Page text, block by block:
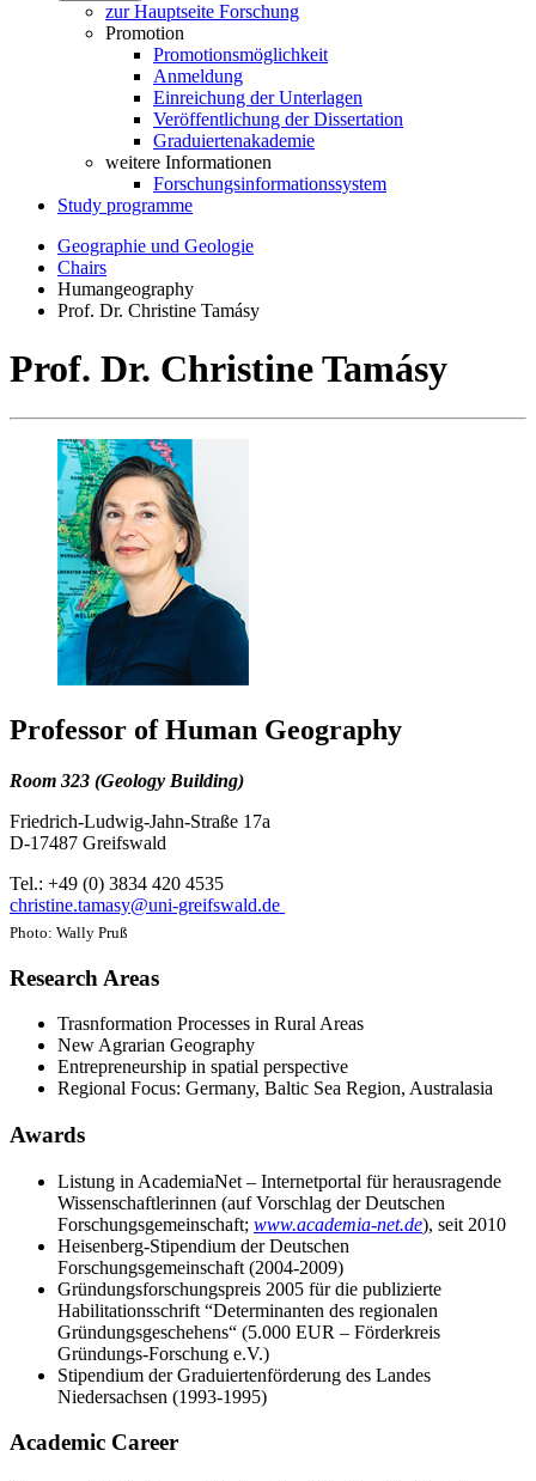
zur Hauptseite Forschung
Promotion
Promotionsmöglichkeit
Anmeldung
Einreichung der Unterlagen
Veröffentlichung der Dissertation
Graduiertenakademie
weitere Informationen
Forschungsinformationssystem
Study programme
Geographie und Geologie
Chairs
Humangeography
Prof. Dr. Christine Tamásy
Prof. Dr. Christine Tamásy
Professor of Human Geography
Room 323 (Geology Building)
Friedrich-Ludwig-Jahn-Straße 17a
D-17487 Greifswald
Tel.: +49 (0) 3834 420 4535
christine.tamasy@uni-greifswald.de
Photo: Wally Pruß
Research Areas
Trasnformation Processes in Rural Areas
New Agrarian Geography
Entrepreneurship in spatial perspective
Regional Focus: Germany, Baltic Sea Region, Australasia
Awards
Listung in AcademiaNet – Internetportal für herausragende
Wissenschaftlerinnen (auf Vorschlag der Deutschen
Forschungsgemeinschaft; www.academia-net.de), seit 2010
Heisenberg-Stipendium der Deutschen
Forschungsgemeinschaft (2004-2009)
Gründungsforschungspreis 2005 für die publizierte
Habilitationsschrift “Determinanten des regionalen
Gründungsgeschehens“ (5.000 EUR – Förderkreis
Gründungs-Forschung e.V.)
Stipendium der Graduiertenförderung des Landes
Niedersachsen (1993-1995)
Academic Career